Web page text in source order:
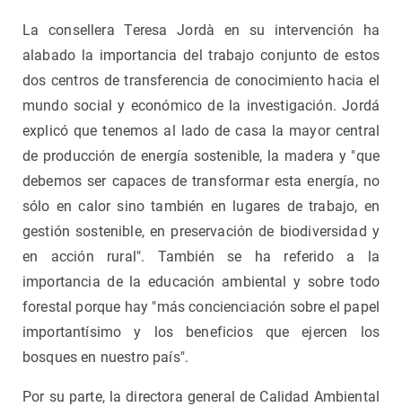
La consellera Teresa Jordà en su intervención ha
alabado la importancia del trabajo conjunto de estos
dos centros de transferencia de conocimiento hacia el
mundo social y económico de la investigación. Jordá
explicó que tenemos al lado de casa la mayor central
de producción de energía sostenible, la madera y "que
debemos ser capaces de transformar esta energía, no
sólo en calor sino también en lugares de trabajo, en
gestión sostenible, en preservación de biodiversidad y
en acción rural". También se ha referido a la
importancia de la educación ambiental y sobre todo
forestal porque hay "más concienciación sobre el papel
importantísimo y los beneficios que ejercen los
bosques en nuestro país".
Por su parte, la directora general de Calidad Ambiental